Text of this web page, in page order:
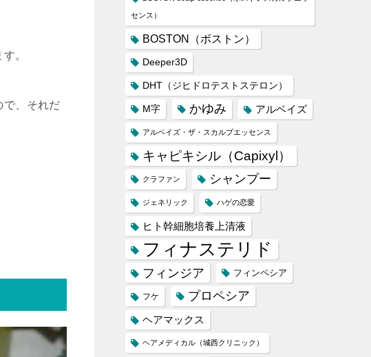
。
で、それだ
センス）
BOSTON（ボストン）
Deeper3D
DHT（ジヒドロテストステロン）
M字 かゆみ アルベイズ
アルベイズ・ザ・スカルプエッセンス
キャピキシル（Capixyl）
クラファン シャンプー
ジェネリック ハゲの恋愛
ヒト幹細胞培養上清液
フィナステリド
フィンジア フィンペシア
フケ プロペシア
ヘアマックス
ヘアメディカル（城西クリニック）